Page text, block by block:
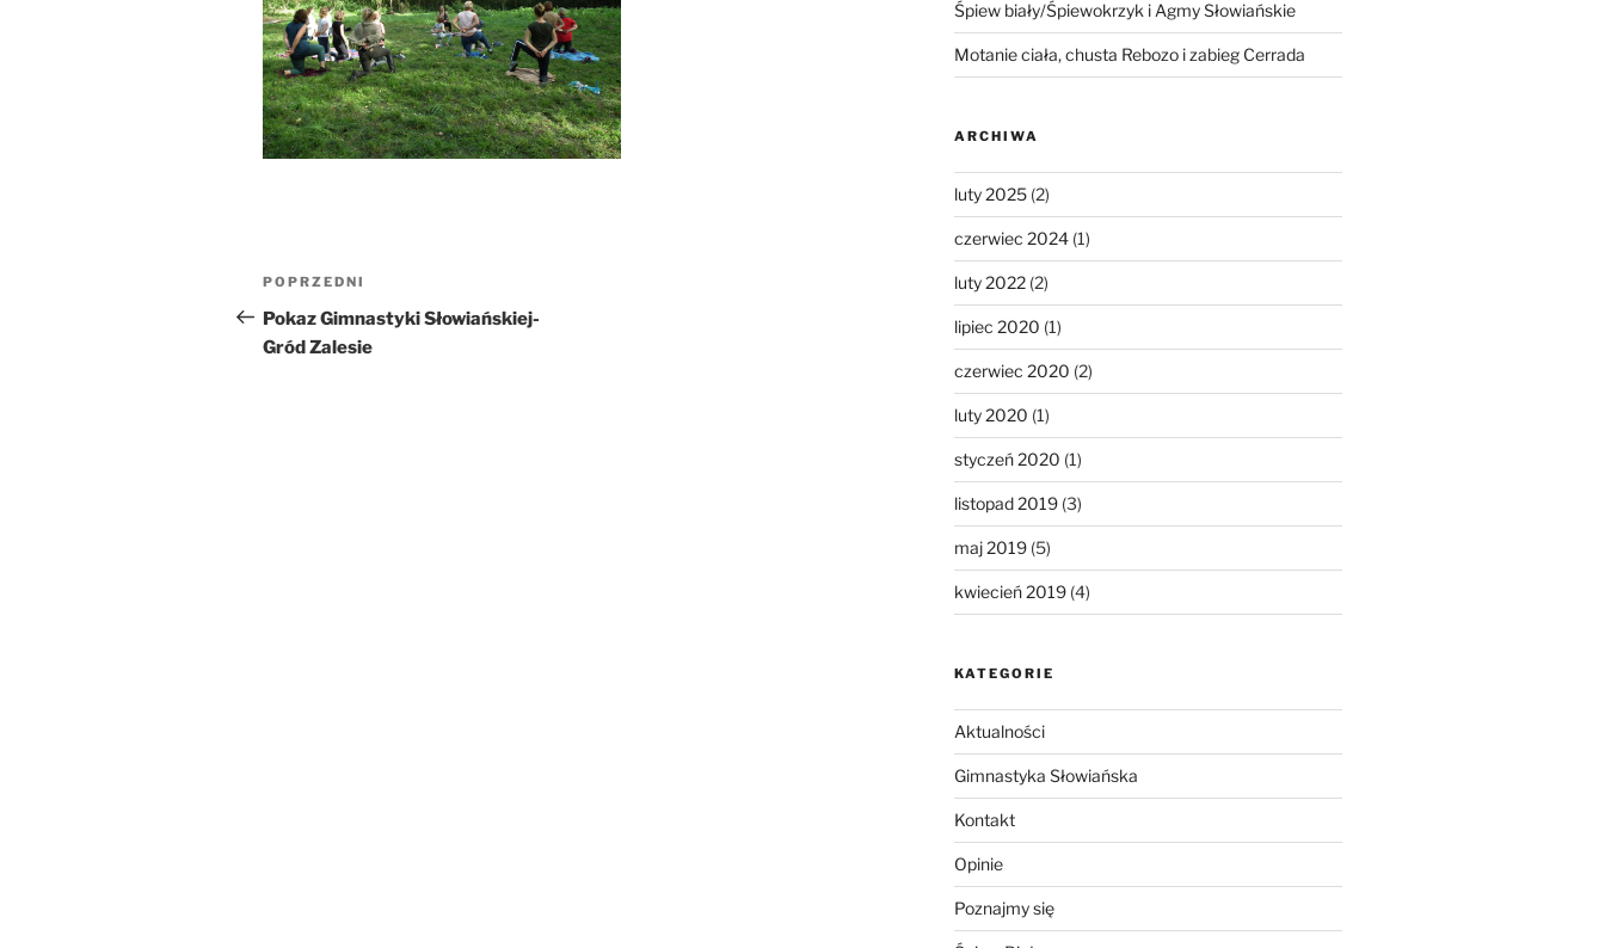
Nawigacja
wpisu
Poprzedni
wpis
POPRZEDNI
Pokaz Gimnastyki Słowiańskiej-
Gród Zalesie
Śpiew biały/Śpiewokrzyk i Agmy Słowiańskie
Motanie ciała, chusta Rebozo i zabieg Cerrada
ARCHIWA
luty 2025(2)
czerwiec 2024(1)
luty 2022(2)
lipiec 2020 (1)
czerwiec 2020 (2)
luty 2020 (1)
styczeń 2020 (1)
listopad 2019(3)
maj 2019(5)
kwiecień 2019(4)
KATEGORIE
Aktualności
Gimnastyka Słowiańska
Kontakt
Opinie
Poznajmy się